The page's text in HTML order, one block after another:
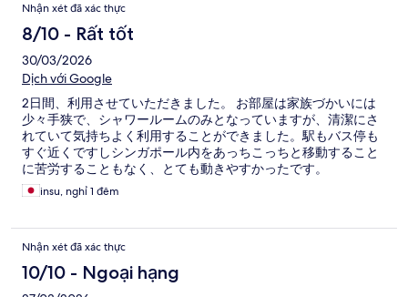
Nhận xét đã xác thực
8/10 - Rất tốt
30/03/2026
Dịch với Google
2日間、利用させていただきました。 お部屋は家族づかいには
少々手狭で、シャワールームのみとなっていますが、清潔にさ
れていて気持ちよく利用することができました。駅もバス停も
すぐ近くですしシンガポール内をあっちこっちと移動すること
に苦労することもなく、とても動きやすかったです。
insu, nghỉ 1 đêm
Nhận xét đã xác thực
10/10 - Ngoại hạng